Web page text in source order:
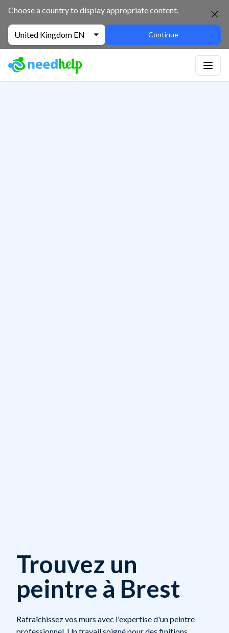
Choose a country to display appropriate content.
United Kingdom EN Continue
Trouvez un
peintre à Brest
Rafraîchissez vos murs avec l'expertise d'un peintre